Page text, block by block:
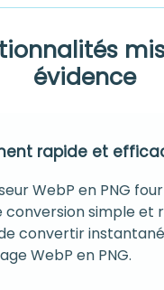
évidence
rapide et
WebP en PNG
conversion simple et
convertir
WebP en PNG.